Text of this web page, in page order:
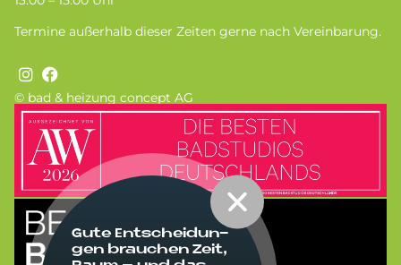
© bad & heizung concept AG
Bild
Gute Ent­schei­dun­
gen brau­chen Zeit,
Termine außerhalb dieser Zeiten gerne nach Vereinbarung.